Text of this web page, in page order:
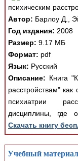
психическим
Автор: Барлоу Д.,
Год издания: 2008
Размер: 9.17 МБ
Формат: pdf
Язык: Русский
Описание: Книга
расстройствам" как
психиатрии
дисциплины, где
Скачать книгу
Учебный материал